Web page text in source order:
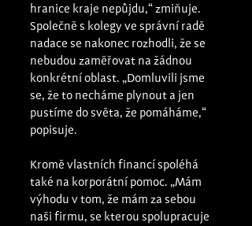
hranice kraje nepůjdu,“ zmiňuje.
Společně s kolegy ve správní radě
nadace se nakonec rozhodli, že se
nebudou zaměřovat na žádnou
konkrétní oblast. „Domluvili jsme
se, že to necháme plynout a jen
pustíme do světa, že pomáháme,“
popisuje.
Kromě vlastních financí spoléhá
také na korporátní pomoc. „Mám
výhodu v tom, že mám za sebou
naši firmu, se kterou spolupracuje